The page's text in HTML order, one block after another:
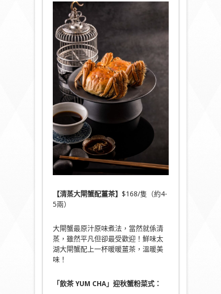
【清蒸大閘蟹配薑茶】 $168/隻（約4-
5兩）
大閘蟹最原汁原味煮法，當然就係清
蒸，雖然平凡但卻最受歡迎！鮮味太
湖大閘蟹配上一杯暖暖薑茶，溫暖美
味！
「飲茶YUM CHA」 迎秋蟹粉菜式：